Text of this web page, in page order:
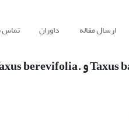
ارسال مقاله داوران تماس